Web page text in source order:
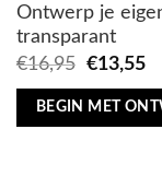
Ontwerp je
transparant
€16,95
was:
€13,55
is:
BEGIN MET